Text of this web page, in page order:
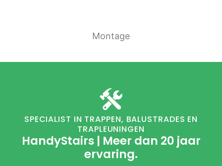
Montage
SPECIALIST IN TRAPPEN, BALUSTRADES EN
TRAPLEUNINGEN
HandyStairs | Meer dan 20 jaar
ervaring.